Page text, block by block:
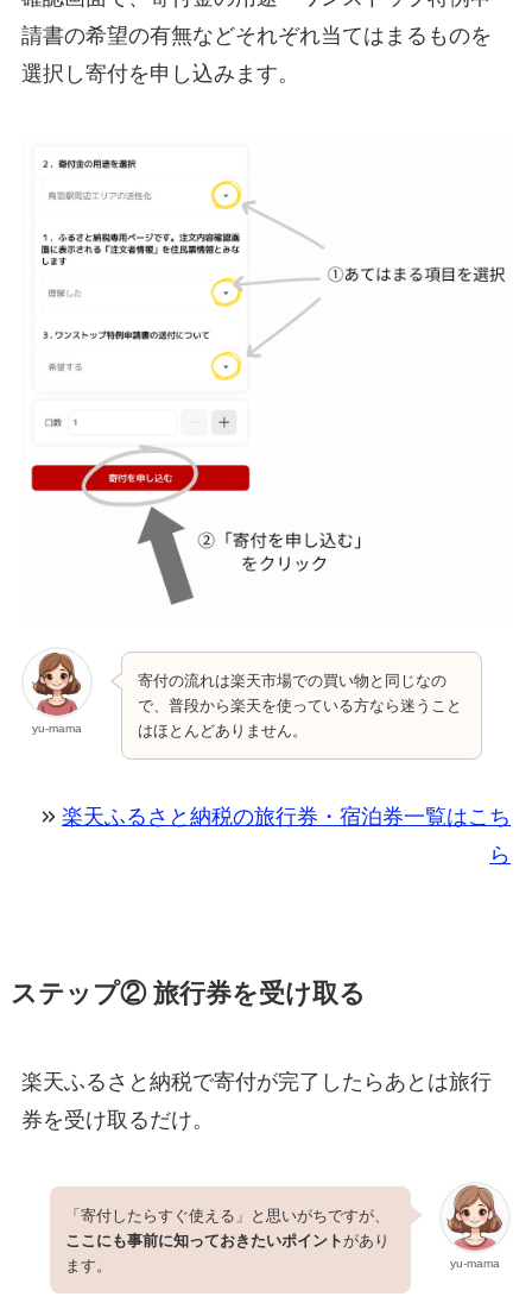
請書の希望の有無などそれぞれ当てはまるものを
選択し寄付を申し込みます。
yu-mama
寄付の流れは楽天市場での買い物と同じなの
で、普段から楽天を使っている方なら迷うこと
はほとんどありません。
楽天ふるさと納税の旅行券・宿泊券一覧はこち
ら
ステップ② 旅行券を受け取る
楽天ふるさと納税で寄付が完了したらあとは旅行
券を受け取るだけ。
yu-mama
「寄付したらすぐ使える」と思いがちですが、
ここにも事前に知っておきたいポイントがあり
ます。